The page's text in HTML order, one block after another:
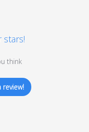
stars!
think